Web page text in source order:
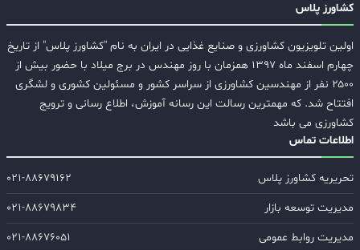
کشاورز پلاس
اولین تلویزیون کشاورزی و صنایع غذایی در ایران به نام "کشاورز پلاس" از تاریخ
چهارم اسفند ماه ۱۳۹۷ همزمان با روز مهندس در برج میلاد با حضور بیش از
۲۵۰۰ نفر از مهندسین کشاورزی از سراسر کشور و مسئولین کشوری و لشگری
افتتاح شد. که مهمترین رسالت این رسانه آموزش، اطلاع رسانی و ترویج
کشاورزی می باشد
اطلاعات تماس
تحریریه کشاورز پلاس
۰۲۱-۸۸۶۷۹۱۶۲
مدیریت توسعه بازار
۰۲۱-۸۸۶۷۹۸۳۴
مدیریت روابط عمومی
۰۲۱-۸۸۶۷۶۰۵۱